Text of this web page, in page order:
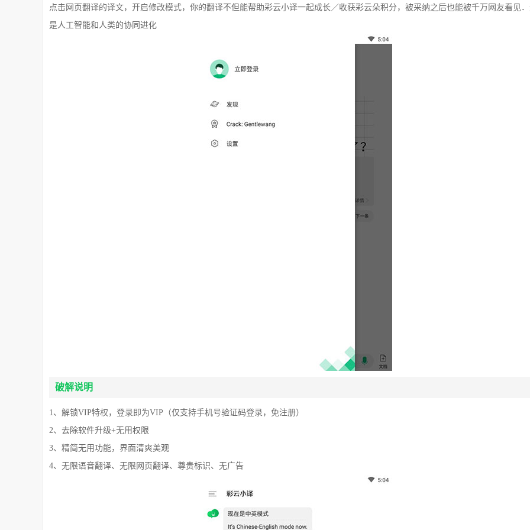
点击网页翻译的译文，开启修改模式，你的翻译不但能帮助彩云小译一起成长／收获彩云朵积分，被采纳之后也能被千万网友看见
是人工智能和人类的协同进化
破解说明
1、解锁VIP特权，登录即为VIP（仅支持手机号验证码登录，免注册）
2、去除软件升级+无用权限
3、精简无用功能，界面清爽美观
4、无限语音翻译、无限网页翻译、尊贵标识、无广告